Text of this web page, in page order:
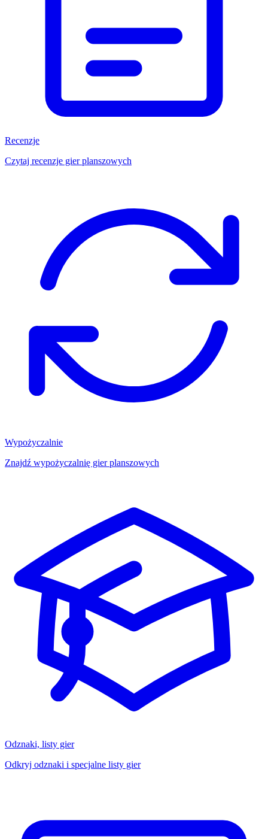
Recenzje
Czytaj recenzje gier planszowych
Wypożyczalnie
Znajdź wypożyczalnię gier planszowych
Odznaki, listy gier
Odkryj odznaki i specjalne listy gier